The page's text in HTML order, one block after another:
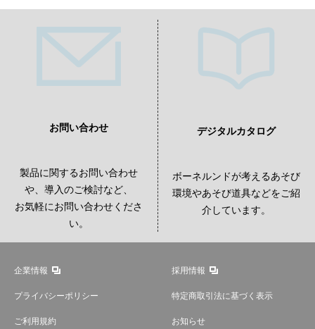
お問い合わせ
製品に関するお問い合わせ
や、導入のご検討など、
お気軽にお問い合わせくださ
い。
デジタルカタログ
ボーネルンドが考えるあそび
環境やあそび道具などをご紹
介しています。
企業情報 採用情報
プライバシーポリシー 特定商取引法に基づく表示
ご利用規約 お知らせ